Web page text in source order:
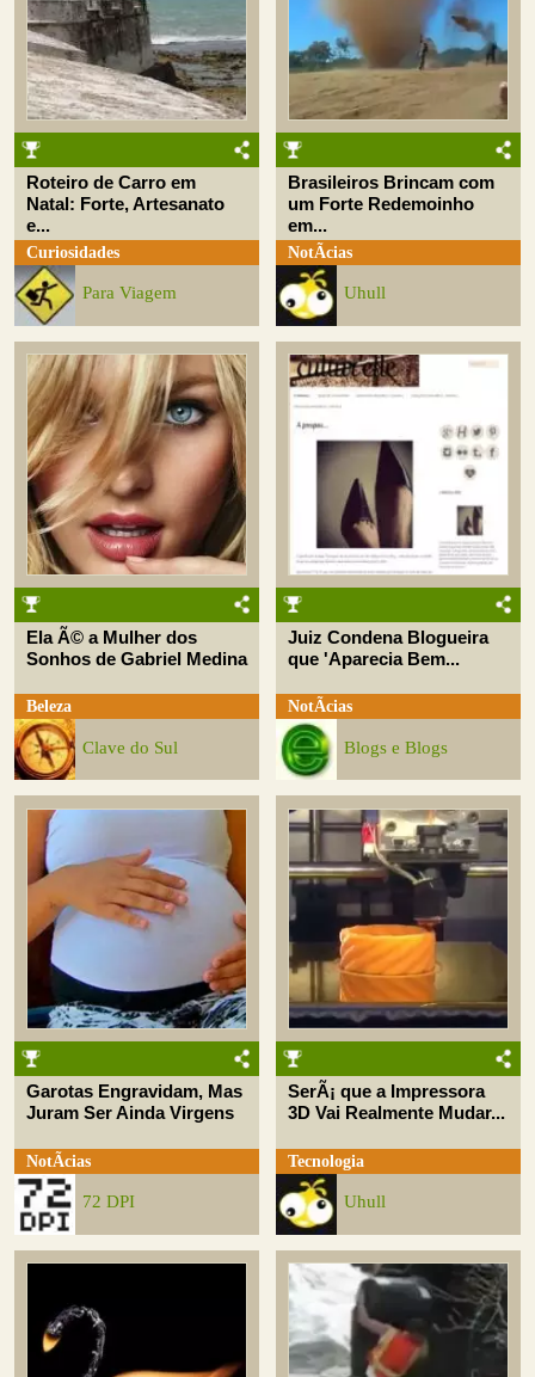
Roteiro de Carro em
Natal: Forte, Artesanato
e...
Curiosidades
Para Viagem
Brasileiros Brincam com
um Forte Redemoinho
em...
NotÃ­cias
Uhull
Ela Ã© a Mulher dos
Sonhos de Gabriel Medina
Beleza
Clave do Sul
Juiz Condena Blogueira
que 'Aparecia Bem...
NotÃ­cias
Blogs e Blogs
Garotas Engravidam, Mas
Juram Ser Ainda Virgens
NotÃ­cias
72 DPI
SerÃ¡ que a Impressora
3D Vai Realmente Mudar...
Tecnologia
Uhull